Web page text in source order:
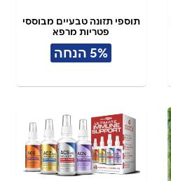
תוספי תזונה טבעיים מבוססי
פטריות מרפא
5% הנחה